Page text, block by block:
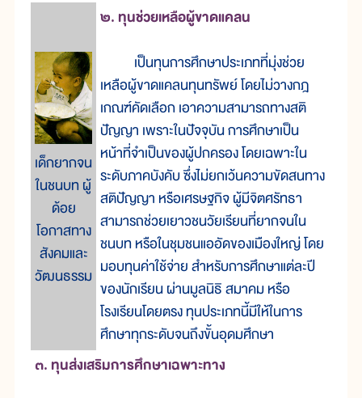
เด็กยากจน
ในชนบท ผู้
ด้อย
โอกาสทาง
สังคมและ
วัฒนธรรม
๒. ทุนช่วยเหลือผู้ขาดแคลน
เป็นทุนการศึกษาประเภทที่มุ่งช่วย
เหลือผู้ขาดแคลนทุนทรัพย์ โดยไม่วางกฎ
เกณฑ์คัดเลือก เอาความสามารถทางสติ
ปัญญา เพราะในปัจจุบัน การศึกษาเป็น
หน้าที่จำเป็นของผู้ปกครอง โดยเฉพาะใน
ระดับภาคบังคับ ซึ่งไม่ยกเว้นความขัดสนทาง
สติปัญญา หรือเศรษฐกิจ ผู้มีจิตศรัทธา
สามารถช่วยเยาวชนวัยเรียนที่ยากจนใน
ชนบท หรือในชุมชนแออัดของเมืองใหญ่ โดย
มอบทุนค่าใช้จ่าย สำหรับการศึกษาแต่ละปี
ของนักเรียน ผ่านมูลนิธิ สมาคม หรือ
โรงเรียนโดยตรง ทุนประเภทนี้มีให้ในการ
ศึกษาทุกระดับจนถึงขั้นอุดมศึกษา
๓. ทุนส่งเสริมการศึกษาเฉพาะทาง